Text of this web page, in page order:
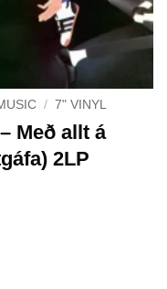
/ 7" VINYL
Með allt á
2LP